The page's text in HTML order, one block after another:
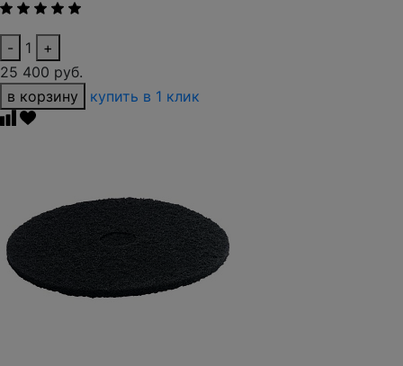
- 1
+
25 400 руб.
в корзину
купить в 1 клик